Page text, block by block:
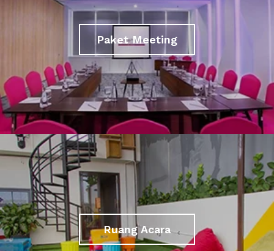
Paket Meeting
Ruang Acara